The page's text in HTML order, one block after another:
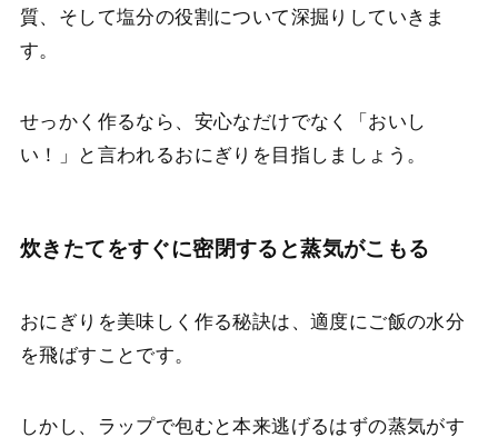
質、そして塩分の役割について深掘りしていきま
す。
せっかく作るなら、安心なだけでなく「おいし
い！」と言われるおにぎりを目指しましょう。
炊きたてをすぐに密閉すると蒸気がこもる
おにぎりを美味しく作る秘訣は、適度にご飯の水分
を飛ばすことです。
しかし、ラップで包むと本来逃げるはずの蒸気がす